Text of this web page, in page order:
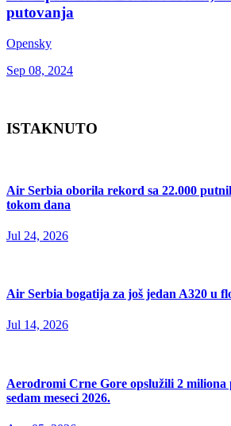
putovanja
Opensky
Sep 08, 2024
ISTAKNUTO
Air Serbia oborila rekord sa 22.000
tokom dana
Jul 24, 2026
Air Serbia bogatija za još jedan A320 u
Jul 14, 2026
Aerodromi Crne Gore opslužili 2
sedam meseci 2026.